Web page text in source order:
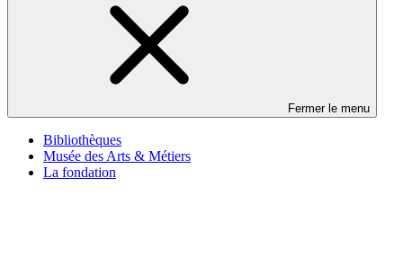
Fermer le menu
Bibliothèques
Musée des Arts & Métiers
La fondation